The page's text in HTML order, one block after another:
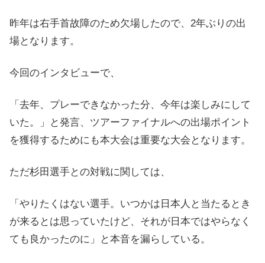
昨年は右手首故障のため欠場したので、2年ぶりの出
場となります。
今回のインタビューで、
「去年、プレーできなかった分、今年は楽しみにして
いた。」と発言、ツアーファイナルへの出場ポイント
を獲得するためにも本大会は重要な大会となります。
ただ杉田選手との対戦に関しては、
「やりたくはない選手。いつかは日本人と当たるとき
が来るとは思っていたけど、それが日本ではやらなく
ても良かったのに」と本音を漏らしている。